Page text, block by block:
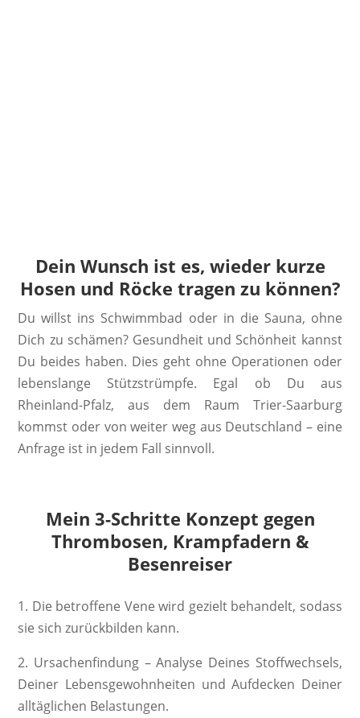
Dein Wunsch ist es, wieder kurze
Hosen und Röcke tragen zu können?
Du willst ins Schwimmbad oder in die Sauna, ohne
Dich zu schämen? Gesundheit und Schönheit kannst
Du beides haben. Dies geht ohne Operationen oder
lebenslange Stützstrümpfe. Egal ob Du aus
Rheinland-Pfalz, aus dem Raum Trier-Saarburg
kommst oder von weiter weg aus Deutschland – eine
Anfrage ist in jedem Fall sinnvoll.
Mein 3-Schritte Konzept gegen
Thrombosen, Krampfadern &
Besenreiser
1. Die betroffene Vene wird gezielt behandelt, sodass
sie sich zurückbilden kann.
2. Ursachenfindung – Analyse Deines Stoffwechsels,
Deiner Lebensgewohnheiten und Aufdecken Deiner
alltäglichen Belastungen.